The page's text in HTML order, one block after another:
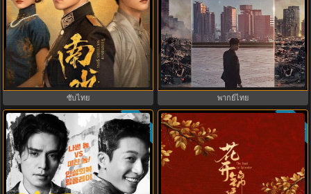
Whispers of Southern Song ศึกชิง
หยกพิศวง (2026) ซับไทย EP.1-24
(จบ)
ซับไทย
Grid (2022) พากย์ไทย ซับไทย
EP.1-10
พากย์ไทย
7.9 ซับไทย ซับไทย